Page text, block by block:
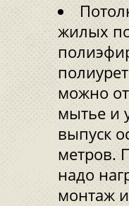
жилых
можно
мытье и
выпуск
метров.
надо
монтаж